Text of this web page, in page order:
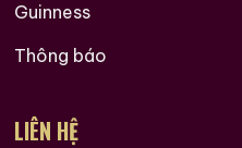
Guinness
Thông báo
LIÊN HỆ